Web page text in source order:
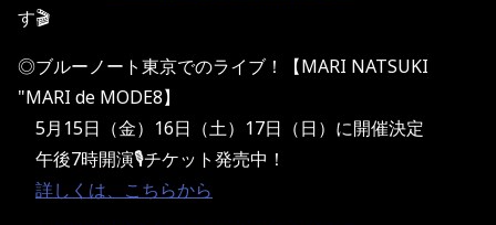
す🎬
◎ブルーノート東京でのライブ！【MARI NATSUKI
"MARI de MODE8】
5月15日（金）16日（土）17日（日）に開催決定
午後7時開演🎙チケット発売中！
詳しくは、こちらから